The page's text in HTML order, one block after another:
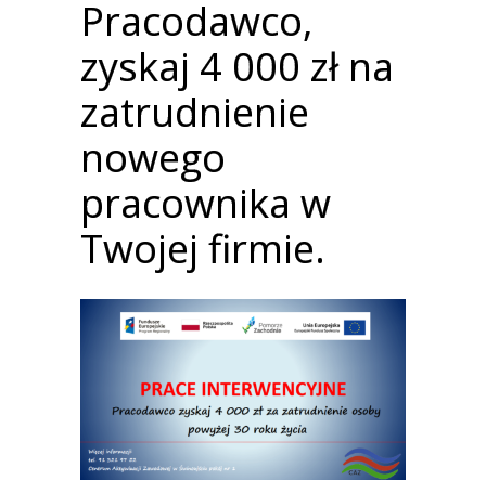
Pracodawco,
zyskaj 4 000 zł na
zatrudnienie
nowego
pracownika w
Twojej firmie.